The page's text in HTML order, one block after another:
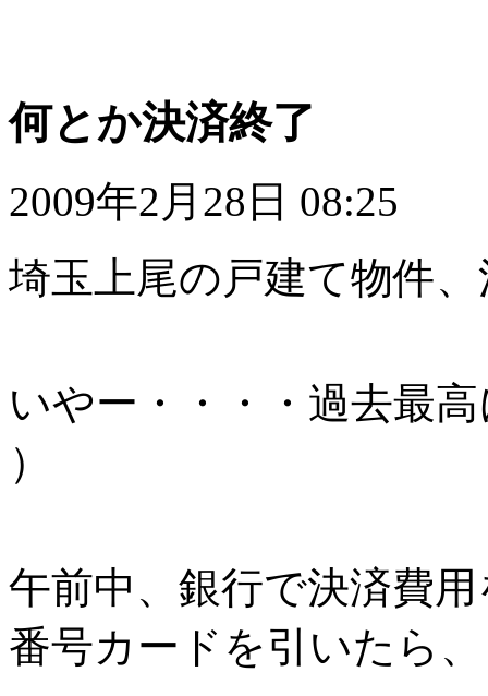
何とか決済終了
2009年2月28日 08:25
埼玉上尾の戸建て物件
いやー・・・・過去最
）
午前中、銀行で決済費
番号カードを引いたら、